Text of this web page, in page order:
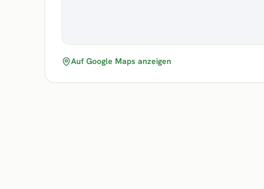
Auf Google Maps anzeigen